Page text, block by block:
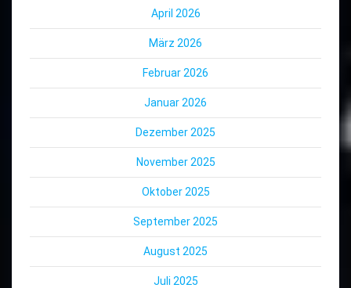
April 2026
März 2026
Februar 2026
Januar 2026
Dezember 2025
November 2025
Oktober 2025
September 2025
August 2025
Juli 2025